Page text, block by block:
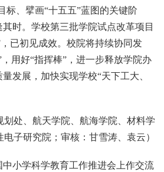
标、擘画“十五五”蓝图的关键阶
时。学校第三批学院试点改革项目
，已初见成效。校院将持续协同发
用好“指挥棒”，进一步释放学院办
发展，加快实现学校“天下工大、
划处、航天学院、航海学院、材料学
子研究院；审核：甘雪涛、袁云）
中小学科学教育工作推进会上作交流